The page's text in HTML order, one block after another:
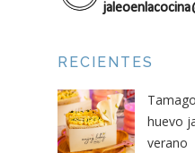
RECIENTES
huevo
verano